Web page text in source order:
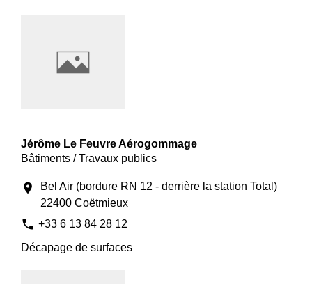
Jérôme Le Feuvre Aérogommage
Bâtiments / Travaux publics
location_on
Bel Air (bordure RN 12 - derrière la station Total)
22400 Coëtmieux
phone +33 6 13 84 28 12
Décapage de surfaces